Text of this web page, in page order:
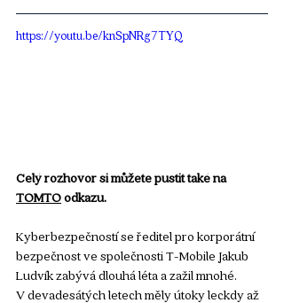
https://youtu.be/knSpNRg7TYQ
Celý rozhovor si můžete pustit také na
TOMTO odkazu.
Kyberbezpečností se ředitel pro korporátní
bezpečnost ve společnosti T-Mobile Jakub
Ludvík zabývá dlouhá léta a zažil mnohé.
V devadesátých letech měly útoky leckdy až